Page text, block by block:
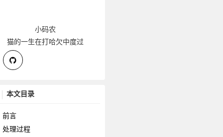
小码农
猫的一生在打哈欠中度过
本文目录
前言
处理过程